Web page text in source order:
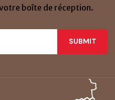
boîte de réception.
SUBMIT